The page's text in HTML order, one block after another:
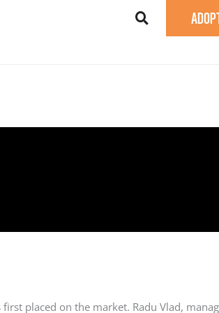
placed on the market. Radu Vlad,